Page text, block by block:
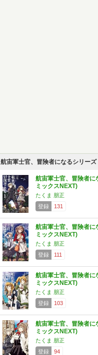
航宙軍士官、冒険者になるシリーズ
航宙軍士官、冒険者に
ミックスNEXT)
たくま 朋正
登録
131
航宙軍士官、冒険者に
ミックスNEXT)
たくま 朋正
登録
111
航宙軍士官、冒険者に
ミックスNEXT)
たくま 朋正
登録
103
航宙軍士官、冒険者に
ミックスNEXT)
たくま 朋正
登録
94